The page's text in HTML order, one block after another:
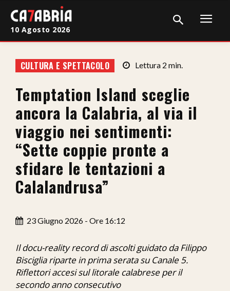
Cronaca
Giudiziaria
Politica
Sport
Attualità
Sanità
Economia
C7 Play
We Calabria
10 Agosto 2026
CULTURA E SPETTACOLO Lettura 2 min.
Temptation Island sceglie
ancora la Calabria, al via il
viaggio nei sentimenti:
“Sette coppie pronte a
sfidare le tentazioni a
Calalandrusa”
23 Giugno 2026 - Ore 16:12
Il docu-reality record di ascolti guidato da Filippo
Bisciglia riparte in prima serata su Canale 5.
Riflettori accesi sul litorale calabrese per il
secondo anno consecutivo